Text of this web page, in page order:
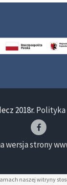
2018r. Polityka
wersja strony
naszej witryny